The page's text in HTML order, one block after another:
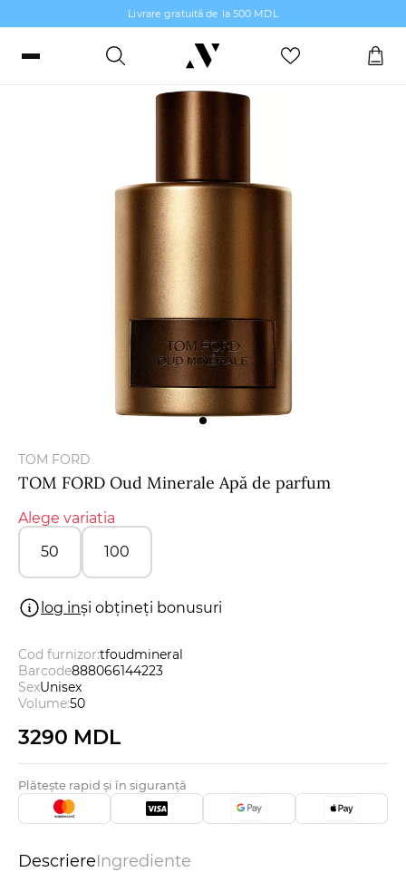
Livrare gratuită de la 500 MDL
Intră sau înregistrează-te
Certificate cadou
Brands
Promoții
Reduceri
Parfumuri de nișă
TOM FORD
TOM FORD Oud Minerale Apă de parfum
Alege variatia
50
100
log inși obțineți bonusuri
Cod furnizor:tfoudmineral
Barcode888066144223
SexUnisex
Volume:50
3290 MDL
Plătește rapid și în siguranță
DescriereIngrediente